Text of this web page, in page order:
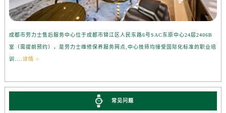
成都市劳力士售后服务中心位于成都市锦江区人民东路6号SAC东原中心24层2406B
室（需提前预约），是劳力士维修保养服务网点,中心技师均接受国际化标准的职业培
训.... 详情 >
常见问题